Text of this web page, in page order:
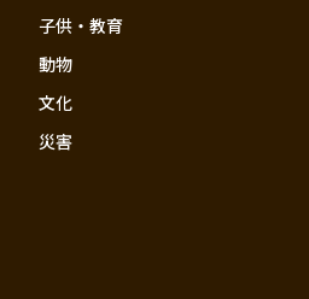
子供・教育
動物
文化
災害